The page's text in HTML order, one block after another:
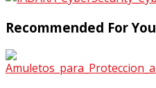
Recommended For You